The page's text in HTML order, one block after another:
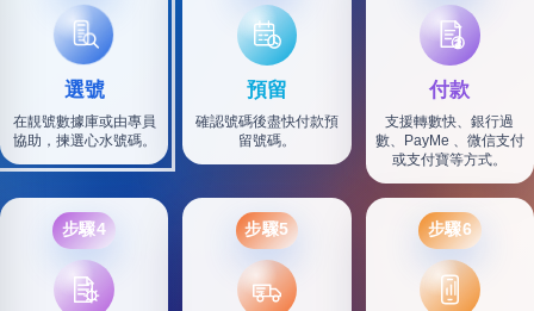
選號
在靚號數據庫或由專員
協助，揀選心水號碼。
預留
確認號碼後盡快付款預
留號碼。
付款
支援轉數快、銀行過
數、PayMe 、微信支付
或支付寶等方式。
步驟4 步驟5
SF
步驟6